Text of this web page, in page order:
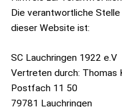
Die verantwortliche
dieser Website ist:
SC Lauchringen 1922 e.V
Vertreten durch: Thomas
Postfach 11 50
79781 Lauchringen